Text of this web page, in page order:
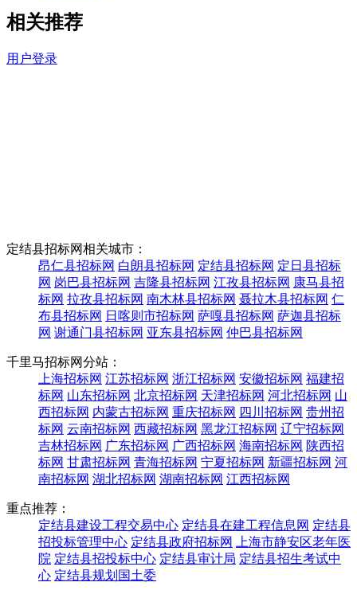
相关推荐
用户登录
定结县招标网相关城市：
昂仁县招标网 白朗县招标网 定结县招标网 定日县招标
网 岗巴县招标网 吉隆县招标网 江孜县招标网 康马县招
标网 拉孜县招标网 南木林县招标网 聂拉木县招标网 仁
布县招标网 日喀则市招标网 萨嘎县招标网 萨迦县招标
网 谢通门县招标网 亚东县招标网 仲巴县招标网
千里马招标网分站：
上海招标网 江苏招标网 浙江招标网 安徽招标网 福建招
标网 山东招标网 北京招标网 天津招标网 河北招标网 山
西招标网 内蒙古招标网 重庆招标网 四川招标网 贵州招
标网 云南招标网 西藏招标网 黑龙江招标网 辽宁招标网
吉林招标网 广东招标网 广西招标网 海南招标网 陕西招
标网 甘肃招标网 青海招标网 宁夏招标网 新疆招标网 河
南招标网 湖北招标网 湖南招标网 江西招标网
重点推荐：
定结县建设工程交易中心 定结县在建工程信息网 定结县
招投标管理中心 定结县政府招标网
上海市静安区老年医
院 定结县招投标中心 定结县审计局 定结县招生考试中
心 定结县规划国土委